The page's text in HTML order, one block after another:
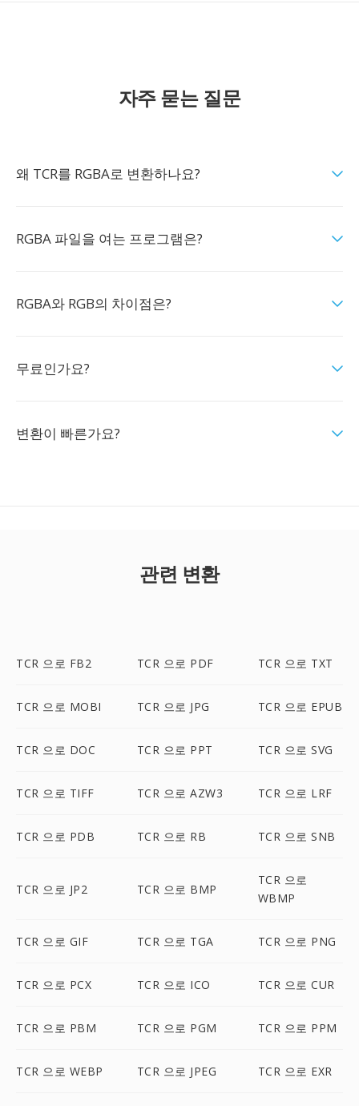
자주 묻는 질문
왜 TCR를 RGBA로 변환하나요?
RGBA 파일을 여는 프로그램은?
RGBA와 RGB의 차이점은?
무료인가요?
변환이 빠른가요?
관련 변환
TCR 으로 FB2 TCR 으로 PDF TCR 으로 TXT
TCR 으로 MOBI TCR 으로 JPG TCR 으로 EPUB
TCR 으로 DOC TCR 으로 PPT TCR 으로 SVG
TCR 으로 TIFF TCR 으로 AZW3 TCR 으로 LRF
TCR 으로 PDB TCR 으로 RB TCR 으로 SNB
TCR 으로 JP2 TCR 으로 BMP
TCR 으로
WBMP
TCR 으로 GIF TCR 으로 TGA TCR 으로 PNG
TCR 으로 PCX TCR 으로 ICO TCR 으로 CUR
TCR 으로 PBM TCR 으로 PGM TCR 으로 PPM
TCR 으로 WEBP TCR 으로 JPEG TCR 으로 EXR